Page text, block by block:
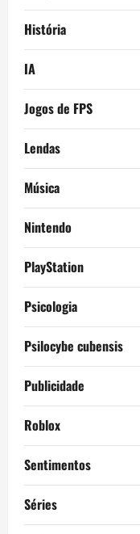
História
IA
Jogos de FPS
Lendas
Música
Nintendo
PlayStation
Psicologia
Psilocybe cubensis
Publicidade
Roblox
Sentimentos
Séries